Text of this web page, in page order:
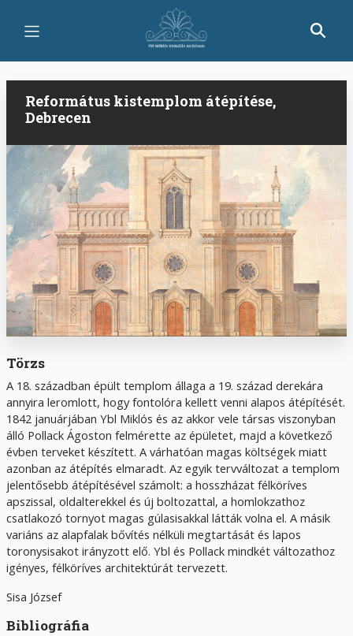
tartalomra
Református kistemplom átépítése,
Debrecen
Törzs
A 18. században épült templom állaga a 19. század derekára
annyira leromlott, hogy fontolóra kellett venni alapos átépítését.
1842 januárjában Ybl Miklós és az akkor vele társas viszonyban
álló Pollack Ágoston felmérette az épületet, majd a következő
évben terveket készített. A várhatóan magas költségek miatt
azonban az átépítés elmaradt. Az egyik tervváltozat a templom
jelentősebb átépítésével számolt: a hosszházat félköríves
apszissal, oldalterekkel és új boltozattal, a homlokzathoz
csatlakozó tornyot magas gúlasisakkal látták volna el. A másik
variáns az alapfalak bővítés nélküli megtartását és lapos
toronysisakot irányzott elő. Ybl és Pollack mindkét változathoz
igényes, félköríves architektúrát tervezett.
Sisa József
Bibliográfia